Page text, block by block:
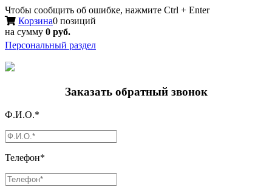
Чтобы сообщить об ошибке, нажмите Ctrl + Enter
Корзина0 позиций
на сумму 0 руб.
Персональный раздел
Заказать обратный звонок
Ф.И.О.*
Телефон*